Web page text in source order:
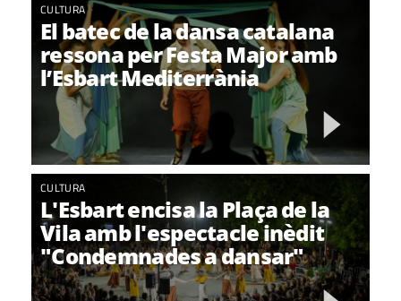
CULTURA
El batec de la dansa catalana
ressona per Festa Major amb
l’Esbart Mediterrània
CULTURA
L'Esbart encisa la Plaça de la
Vila amb l'espectacle inèdit
"Condemnades a dansar"